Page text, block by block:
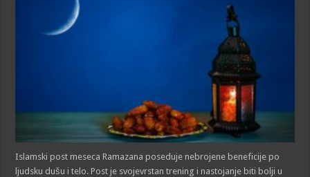
Islamski post meseca Ramazana poseduje nebrojene beneficije po
ljudsku dušu i telo. Post je svojevrstan trening i nastojanje biti bolji u